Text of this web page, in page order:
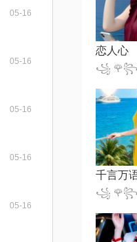
05-16
05-16
05-16
05-16
05-16
恋人心
千言万